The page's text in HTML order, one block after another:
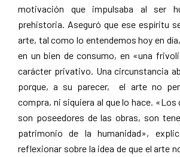
motivación que impulsaba al ser
prehistoria. Aseguró que ese espíritu
arte, tal como lo entendemos hoy en
en un bien de consumo, en «una
carácter privativo. Una circunstancia
porque, a su parecer, el arte no
compra, ni siquiera al que lo hace.
son poseedores de las obras, son
patrimonio de la humanidad»,
reflexionar sobre la idea de que el arte